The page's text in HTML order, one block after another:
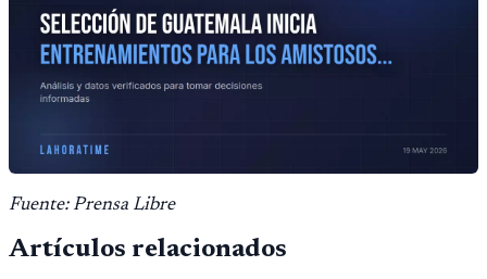
Fuente: Prensa Libre
Artículos relacionados